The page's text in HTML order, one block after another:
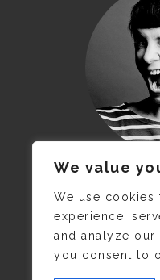
We value
We use cookies
experience,
and analyze
you consent to
JE
C’EST
PRIS